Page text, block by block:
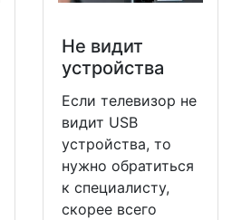
Не видит
устройства
Если телевизор не
видит USB
устройства, то
нужно обратиться
к специалисту,
скорее всего